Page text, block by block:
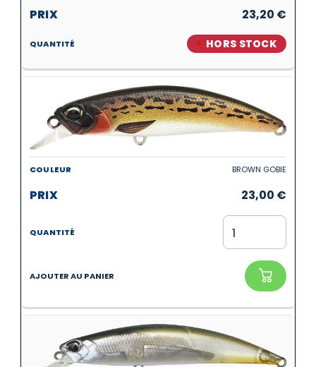
23,20 €
HORS STOCK
BROWN GOBIE
23,00 €